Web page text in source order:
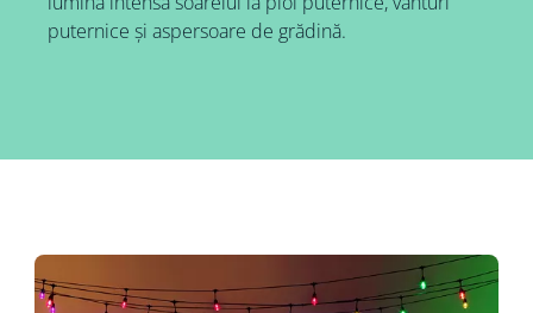
puternice și aspersoare de grădină.